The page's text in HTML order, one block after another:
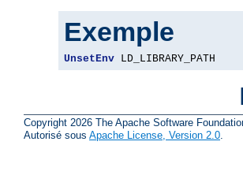
Exemple
UnsetEnv LD_LIBRARY_PATH
Copyright 2026 The Apache Software
Autorisé sous Apache License, Version 2.0.